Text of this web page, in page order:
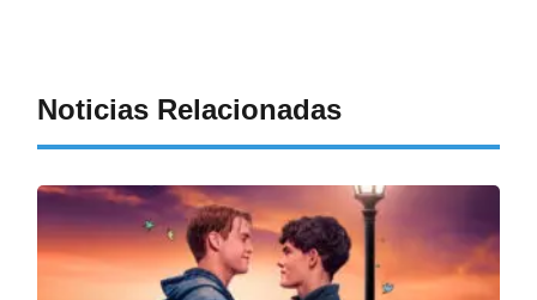
Noticias Relacionadas